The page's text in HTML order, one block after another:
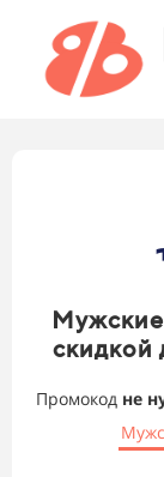
скидкой
Промокод не